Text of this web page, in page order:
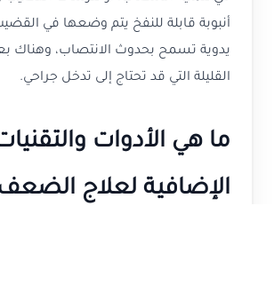
أنبوبة قابلة للنفخ يتم وضعها في
يدوية تسمح بحدوث الانتصاب، وهناك
القليلة التي قد تحتاج إلى تدخل جراحي.
ما هي الأدوات والتقنيات
الإضافية لعلاج الضعف